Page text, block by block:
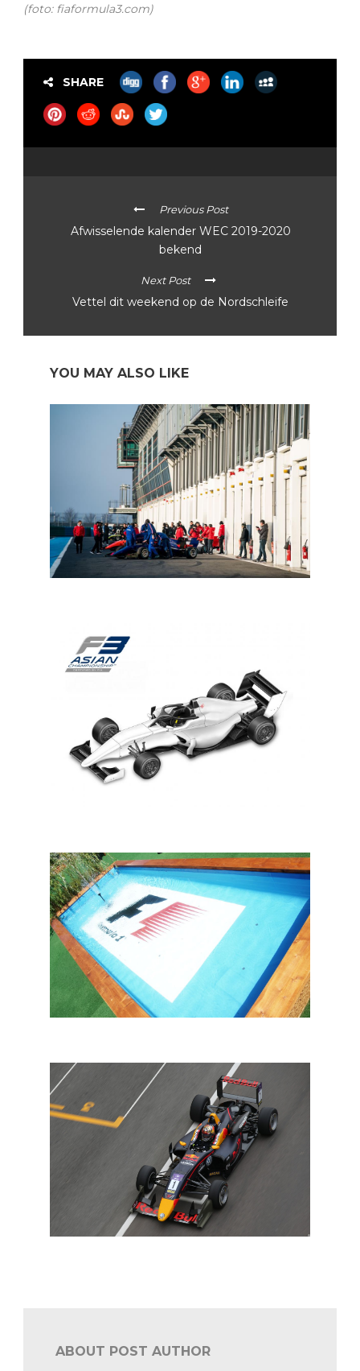
(foto: fiaformula3.com)
SHARE
Previous Post
Afwisselende kalender WEC 2019-2020
bekend
Next Post
Vettel dit weekend op de Nordschleife
YOU MAY ALSO LIKE
ABOUT POST AUTHOR